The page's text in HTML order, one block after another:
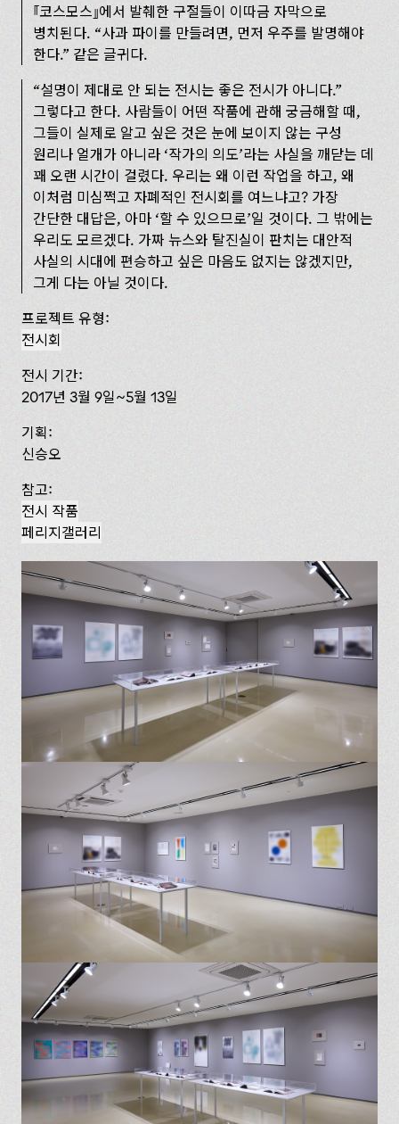
코스모스 에서 발췌한 구절들이 이따금 자막으로
병치된다. “사과 파이를 만들려면, 먼저 우주를 발명해야
한다.” 같은 글귀다.
“설명이 제대로 안 되는 전시는 좋은 전시가 아니다.”
그렇다고 한다. 사람들이 어떤 작품에 관해 궁금해할 때,
그들이 실제로 알고 싶은 것은 눈에 보이지 않는 구성
원리나 얼개가 아니라 ‘작가의 의도’라는 사실을 깨닫는 데
꽤 오랜 시간이 걸렸다. 우리는 왜 이런 작업을 하고, 왜
이처럼 미심쩍고 자폐적인 전시회를 여느냐고? 가장
간단한 대답은, 아마 ‘할 수 있으므로’일 것이다. 그 밖에는
우리도 모르겠다. 가짜 뉴스와 탈진실이 판치는 대안적
사실의 시대에 편승하고 싶은 마음도 없지는 않겠지만,
그게 다는 아닐 것이다.
프로젝트 유형:
전시회
전시 기간:
2017년 3월 9일~5월 13일
기획:
신승오
참고:
전시 작품
페리지갤러리